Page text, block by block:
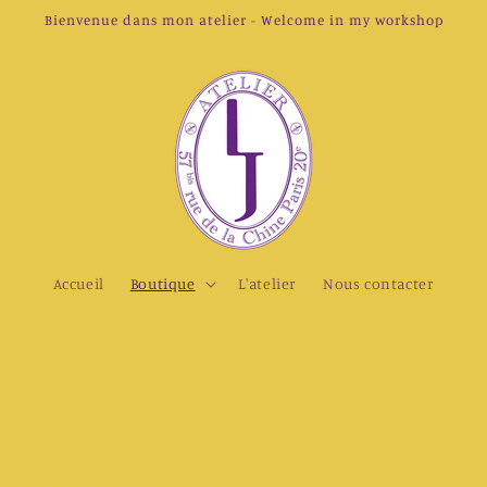
Bienvenue dans mon atelier - Welcome in my workshop
Accueil Boutique L'atelier Nous contacter